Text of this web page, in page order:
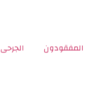
المفقودون الجرحى